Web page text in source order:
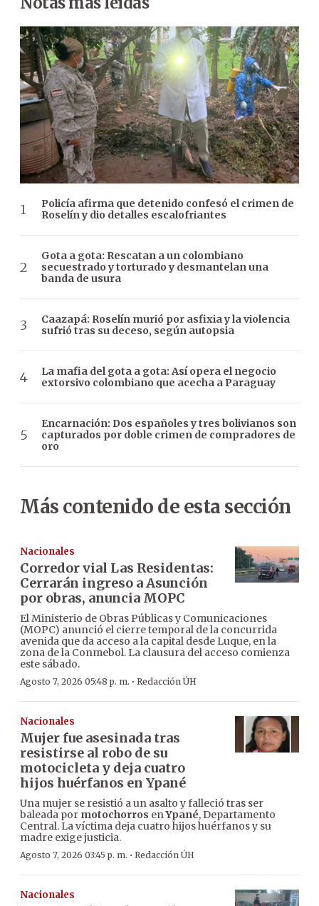
Policía afirma que detenido confesó el crimen de
Roselín y dio detalles escalofriantes
Gota a gota: Rescatan a un colombiano
secuestrado y torturado y desmantelan una
banda de usura
Caazapá: Roselín murió por asfixia y la violencia
sufrió tras su deceso, según autopsia
La mafia del gota a gota: Así opera el negocio
extorsivo colombiano que acecha a Paraguay
Encarnación: Dos españoles y tres bolivianos son
capturados por doble crimen de compradores de
oro
Más contenido de esta sección
Nacionales
Corredor vial Las Residentas:
Cerrarán ingreso a Asunción
por obras, anuncia MOPC
El Ministerio de Obras Públicas y Comunicaciones
(MOPC) anunció el cierre temporal de la concurrida
avenida que da acceso a la capital desde Luque, en la
zona de la Conmebol. La clausura del acceso comienza
este sábado.
Agosto 7, 2026 05:48 p. m. · Redacción ÚH
Nacionales
Mujer fue asesinada tras
resistirse al robo de su
motocicleta y deja cuatro
hijos huérfanos en Ypané
Una mujer se resistió a un asalto y falleció tras ser
baleada por motochorros enYpané, Departamento
Central. La víctima deja cuatro hijos huérfanos y su
madre exige justicia.
Agosto 7, 2026 03:45 p. m. · Redacción ÚH
Nacionales